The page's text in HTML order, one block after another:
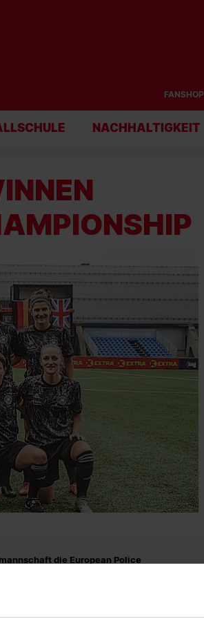
FANSHOP
NACHHALTIGKEIT
die European Police
aus Norwegen mit 5:4 (n. E.).
gönnt oder sich bei den
Janina Minge und Lisa Karl auch nach